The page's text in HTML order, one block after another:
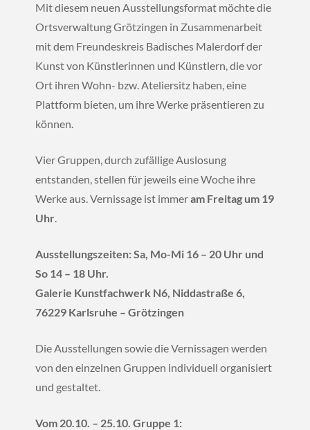
Mit diesem neuen Ausstellungsformat möchte die
Ortsverwaltung Grötzingen in Zusammenarbeit
mit dem Freundeskreis Badisches Malerdorf der
Kunst von Künstlerinnen und Künstlern, die vor
Ort ihren Wohn- bzw. Ateliersitz haben, eine
Plattform bieten, um ihre Werke präsentieren zu
können.
Vier Gruppen, durch zufällige Auslosung
entstanden, stellen für jeweils eine Woche ihre
Werke aus. Vernissage ist immeram Freitag um 19
Uhr.
Ausstellungszeiten: Sa, Mo-Mi 16 – 20 Uhr und
So 14 – 18 Uhr.
Galerie Kunstfachwerk N6, Niddastraße 6,
76229 Karlsruhe – Grötzingen
Die Ausstellungen sowie die Vernissagen werden
von den einzelnen Gruppen individuell organisiert
und gestaltet.
Vom 20.10. – 25.10. Gruppe 1: